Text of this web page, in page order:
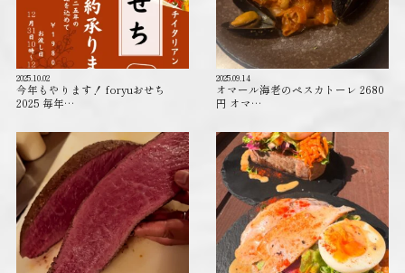
2025.10.02
今年もやります！ foryuおせち
2025 毎年…
2025.09.14
オマール海老のペスカトーレ 2680
円 オマ…